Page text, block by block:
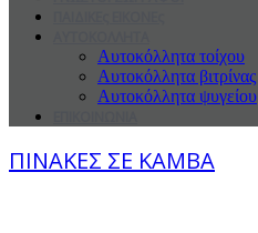
Αυτοκόλλητα τοίχου
Αυτοκόλλητα βιτρίνας
Αυτοκόλλητα ψυγείου
ΠΙΝΑΚΕΣ ΣΕ ΚΑΜΒΑ